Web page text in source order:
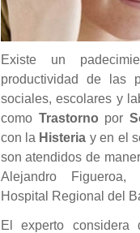
Existe un
productividad de las
sociales, escolares y
como Trastorno por
con la Histeria y en el
son atendidos de
Alejandro
Hospital Regional del
El experto